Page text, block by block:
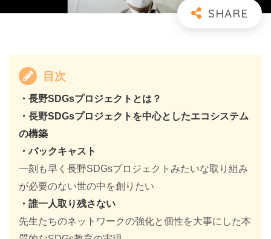
目次
・ 長野SDGsプロジェクトとは？
・ 長野SDGsプロジェクトを中心としたエコシステム
の構築
・バックキャスト
一刻も早く長野SDGsプロジェクトみたいな取り組み
が必要のない世の中を創りたい
・誰一人取り残さない
先生たちのネットワークの強化と個性を大事にした本